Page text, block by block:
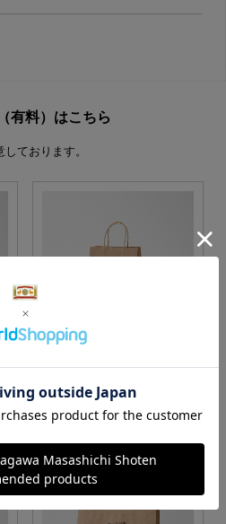
有料）はこちら
ております。
カートに入れる